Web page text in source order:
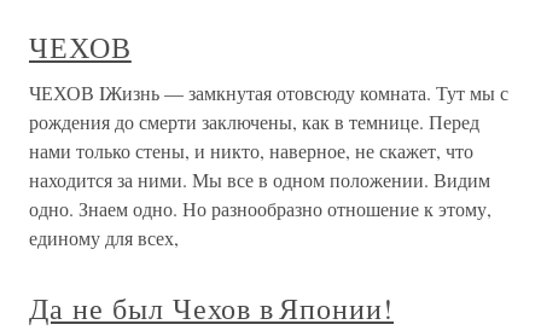
ЧЕХОВ
ЧЕХОВ IЖизнь — замкнутая отовсюду комната. Тут мы с
рождения до смерти заключены, как в темнице. Перед
нами только стены, и никто, наверное, не скажет, что
находится за ними. Мы все в одном положении. Видим
одно. Знаем одно. Но разнообразно отношение к этому,
единому для всех,
Да не был Чехов в Японии!